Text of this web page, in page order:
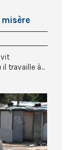
misère
vit
il travaille à...